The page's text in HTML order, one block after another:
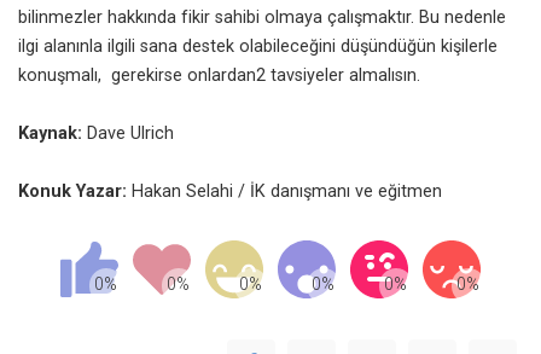
bilinmezler hakkında fikir sahibi olmaya çalışmaktır. Bu nedenle
ilgi alanınla ilgili sana destek olabileceğini düşündüğün kişilerle
konuşmalı, gerekirse onlardan2 tavsiyeler almalısın.
Kaynak: Dave Ulrich
Konuk Yazar: Hakan Selahi / İK danışmanı ve eğitmen